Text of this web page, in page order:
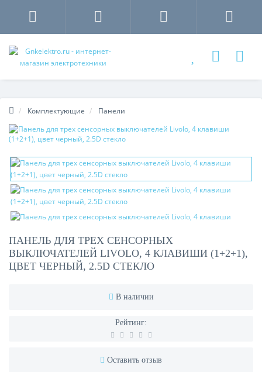
Комплектующие Панели
ПАНЕЛЬ ДЛЯ ТРЕХ СЕНСОРНЫХ
ВЫКЛЮЧАТЕЛЕЙ LIVOLO, 4 КЛАВИШИ (1+2+1),
ЦВЕТ ЧЕРНЫЙ, 2.5D СТЕКЛО
В наличии
Рейтинг:
Оставить отзыв